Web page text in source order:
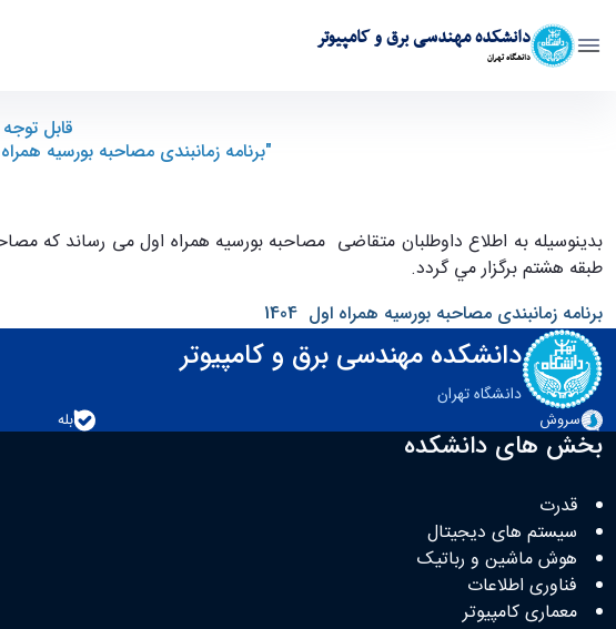
دانشکده مهندسی برق و کامپیوتر
دانشگاه تهران
قابل
"برنامه زمانبندی مصاحبه بورسيه همراه اول 1404 دانشکده مهندسی برق و کامپیوتر دانشکدگان فنی
بدينوسيله به اطلاع داوطلبان متقاضی مصاحبه بورسيه همراه اول می رساند که
طبقه هشتم برگزار مي گردد.
برنامه زمانبندی مصاحبه بورسيه همراه اول 1404
دانشکده مهندسی برق و کامپیوتر
دانشگاه تهران
سروش
بله
بخش های دانشکده
قدرت
سیستم های دیجیتال
هوش ماشین و رباتیک
فناوری اطلاعات
معماری کامپیوتر